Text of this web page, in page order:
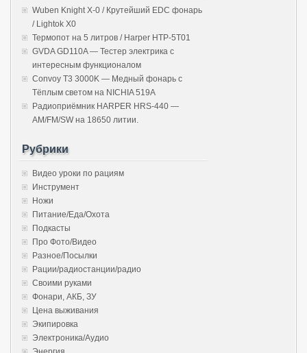
Wuben Knight X-0 / Крутейший EDC фонарь
/ Lightok X0
Термопот на 5 литров / Harper HTP-5T01
GVDA GD110A — Тестер электрика с
интересным функционалом
Convoy T3 3000K — Медный фонарь с
Тёплым светом на NICHIA 519A
Радиоприёмник HARPER HRS-440 —
AM/FM/SW на 18650 литии.
Рубрики
Видео уроки по рациям
Инструмент
Ножи
Питание/Еда/Охота
Подкасты
Про Фото/Видео
Разное/Посылки
Рации/радиостанции/радио
Своими руками
Фонари, АКБ, ЗУ
Цена выживания
Экипировка
Электроника/Аудио